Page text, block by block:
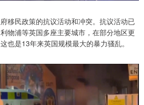
移民政策的抗议活动和冲突。抗议活动已
物浦等英国多座主要城市，在部分地区更
也是13年来英国规模最大的暴力骚乱。